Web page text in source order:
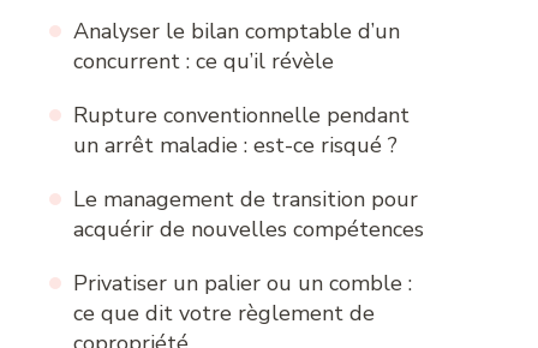
Analyser le bilan comptable d’un
concurrent : ce qu’il révèle
Rupture conventionnelle pendant
un arrêt maladie : est-ce risqué ?
Le management de transition pour
acquérir de nouvelles compétences
Privatiser un palier ou un comble :
ce que dit votre règlement de